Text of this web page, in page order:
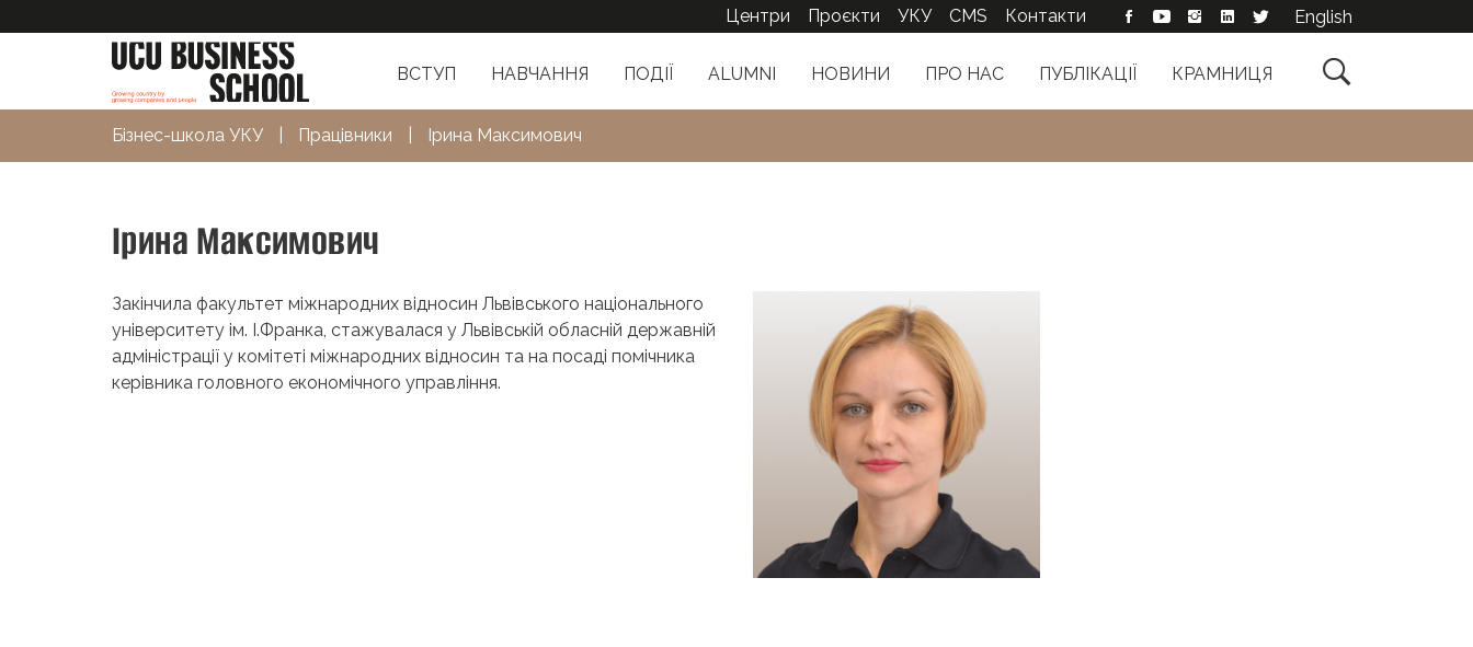

ВСТУП НАВЧАННЯ ПОДІЇ ALUMNI НОВИНИ ПРО НАС ПУБЛІКАЦІЇ КРАМНИЦЯ
Центри Проєкти УКУ CMS Контакти English
Бізнес-школа УКУ Працівники Ірина Максимович
Ірина Максимович
Закінчила факультет міжнародних відносин Львівського національного
університету ім. І.Франка, стажувалася у Львівській обласній державній
адміністрації у комітеті міжнародних відносин та на посаді помічника
керівника головного економічного управління.